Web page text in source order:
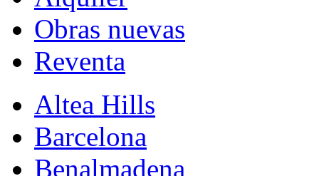
Obras nuevas
Reventa
Altea Hills
Barcelona
Benalmadena